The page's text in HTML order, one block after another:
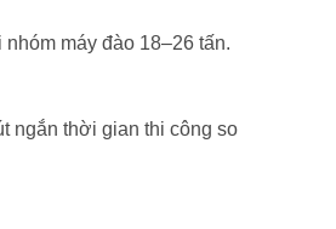
máy đào 18–26 tấn.
ngắn thời gian thi công so